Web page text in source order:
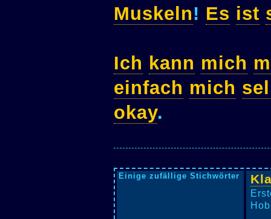
Muskeln! Es ist
Ich kann mich
einfach mich
okay.
Einige zufällige Stichwörter